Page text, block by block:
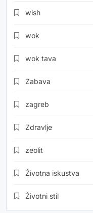
wish
wok
wok tava
Zabava
zagreb
Zdravlje
zeolit
Životna iskustva
Životni stil